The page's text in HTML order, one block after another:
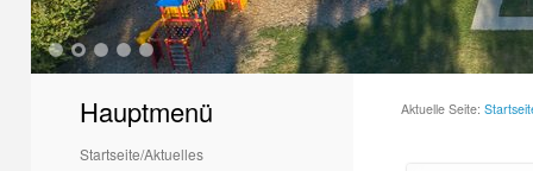
1 2 3 5
Hauptmenü
Startseite/Aktuelles
Aktuelle Seite: